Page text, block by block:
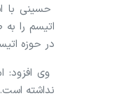
حسینی با
اتیسم را
در حوزه
نداشته است.